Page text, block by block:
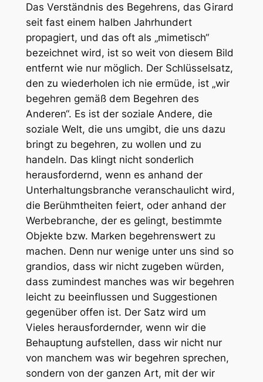
Das Verständnis des Begehrens, das Girard
seit fast einem halben Jahrhundert
propagiert, und das oft als „mimetisch“
bezeichnet wird, ist so weit von diesem Bild
entfernt wie nur möglich. Der Schlüsselsatz,
den zu wiederholen ich nie ermüde, ist „wir
begehren gemäß dem Begehren des
Anderen“. Es ist der soziale Andere, die
soziale Welt, die uns umgibt, die uns dazu
bringt zu begehren, zu wollen und zu
handeln. Das klingt nicht sonderlich
herausfordernd, wenn es anhand der
Unterhaltungsbranche veranschaulicht wird,
die Berühmtheiten feiert, oder anhand der
Werbebranche, der es gelingt, bestimmte
Objekte bzw. Marken begehrenswert zu
machen. Denn nur wenige unter uns sind so
grandios, dass wir nicht zugeben würden,
dass zumindest manches was wir begehren
leicht zu beeinflussen und Suggestionen
gegenüber offen ist. Der Satz wird um
Vieles herausfordernder, wenn wir die
Behauptung aufstellen, dass wir nicht nur
von manchem was wir begehren sprechen,
sondern von der ganzen Art, mit der wir